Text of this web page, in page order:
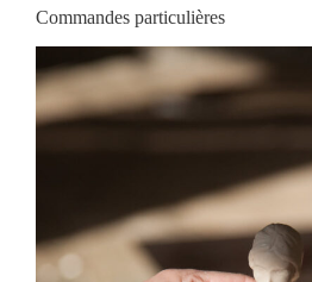
Commandes particulières